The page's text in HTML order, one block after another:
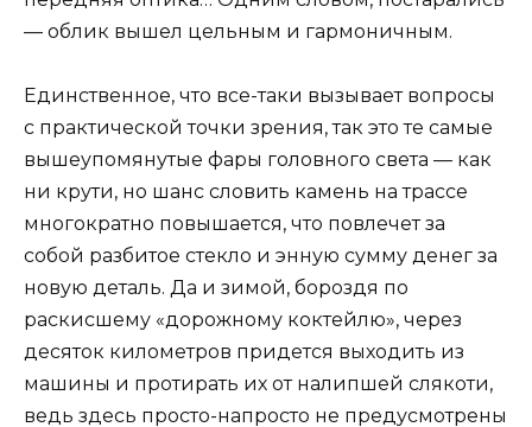
— облик вышел цельным и гармоничным.
Единственное, что все-таки вызывает вопросы
с практической точки зрения, так это те самые
вышеупомянутые фары головного света — как
ни крути, но шанс словить камень на трассе
многократно повышается, что повлечет за
собой разбитое стекло и энную сумму денег за
новую деталь. Да и зимой, бороздя по
раскисшему «дорожному коктейлю», через
десяток километров придется выходить из
машины и протирать их от налипшей слякоти,
ведь здесь просто-напросто не предусмотрены